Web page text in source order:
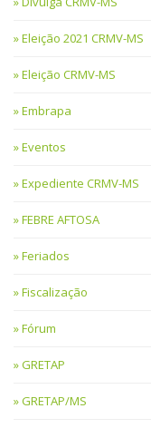
Eleição 2021 CRMV-MS
Eleição CRMV-MS
Embrapa
Eventos
Expediente CRMV-MS
FEBRE AFTOSA
Feriados
Fiscalização
Fórum
GRETAP
GRETAP/MS